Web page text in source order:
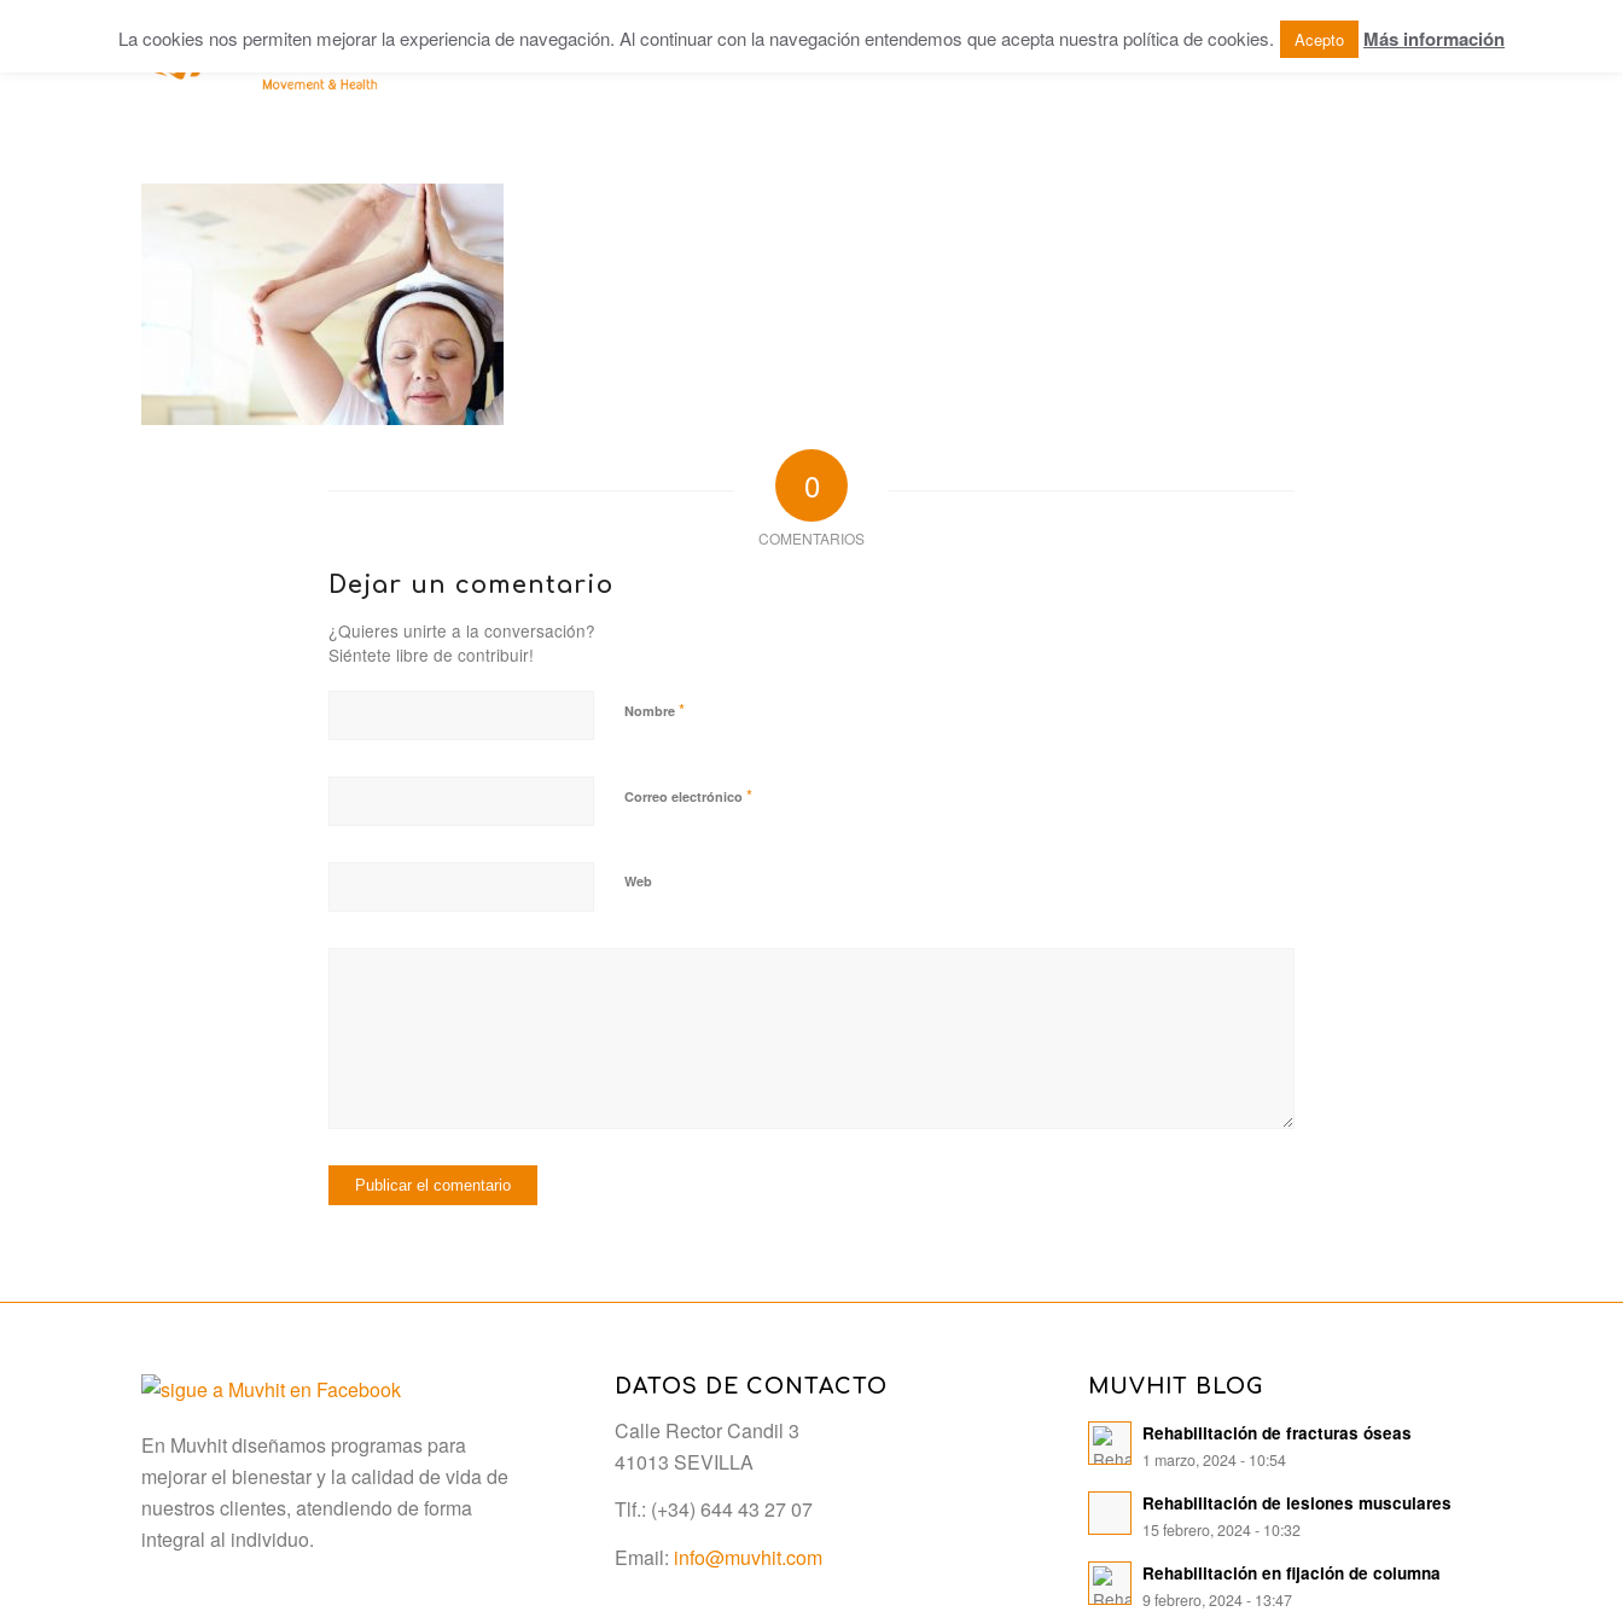
SERVICIOS CENTRO COLABORACIONES CONTACTO
0
COMENTARIOS
Dejar un comentario
¿Quieres unirte a la conversación?
Siéntete libre de contribuir!
Nombre *
Correo electrónico *
Web
En Muvhit diseñamos programas para
mejorar el bienestar y la calidad de vida de
nuestros clientes, atendiendo de forma
integral al individuo.
DATOS DE CONTACTO
Calle Rector Candil 3
41013 SEVILLA
Tlf.: (+34) 644 43 27 07
Email: info@muvhit.com
MUVHIT BLOG
Rehabilitación de fracturas óseas
1 marzo, 2024 - 10:54
Rehabilitación de lesiones musculares
15 febrero, 2024 - 10:32
Rehabilitación en fijación de columna
9 febrero, 2024 - 13:47
La cookies nos permiten mejorar la experiencia de navegación. Al continuar con la navegación entendemos que acepta nuestra política de cookies. Acepto Más información